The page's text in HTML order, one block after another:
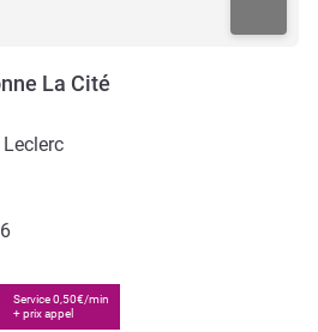
La Cité
Service 0,50€/min
+ prix appel